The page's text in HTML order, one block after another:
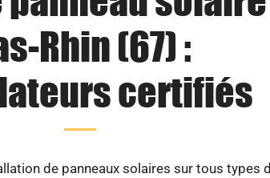
Rhin (67) :
certifiés
de panneaux solaires sur tous